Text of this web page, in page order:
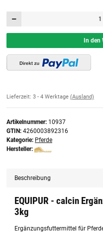
In den
Lieferzeit: 3 - 4 Werktage (Ausland)
Artikelnummer: 10937
GTIN: 4260003892316
Kategorie: Pferde
Hersteller:
Beschreibung
EQUIPUR - calcin
3kg
Ergänzungsfuttermittel für